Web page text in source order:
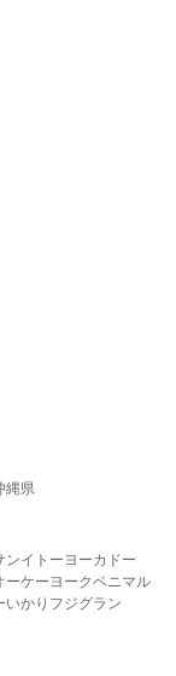
縄県
ンイトーヨーカドー
ーケー ヨークベニマル
いかり フジグラン